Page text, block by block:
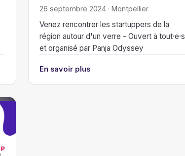
26 septembre 2024 · Montpellier
Venez rencontrer les startuppers de la
région autour d'un verre - Ouvert à tout·e·s
et organisé par Panja Odyssey
En savoir plus